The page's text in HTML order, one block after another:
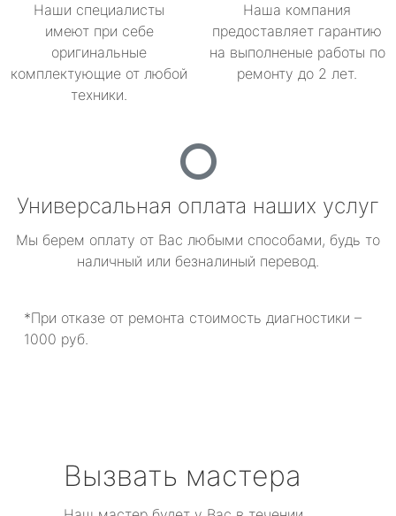
Наши специалисты
имеют при себе
оригинальные
комплектующие от любой
техники.
Наша компания
предоставляет гарантию
на выполненые работы по
ремонту до 2 лет.
Универсальная оплата наших услуг
Мы берем оплату от Вас любыми способами, будь то
наличный или безналиный перевод.
*При отказе от ремонта стоимость диагностики –
1000 руб.
Вызвать мастера